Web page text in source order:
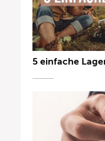
5 einfache